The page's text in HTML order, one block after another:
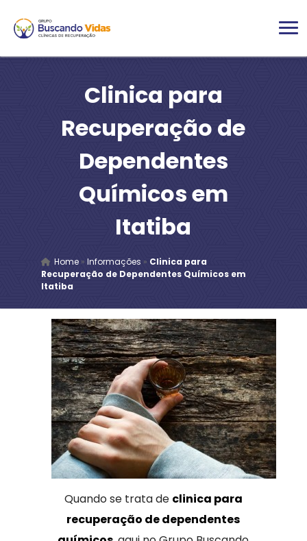
Clinica para
Recuperação de
Dependentes
Químicos em
Itatiba
Home» Informações » Clinica para
Recuperação de Dependentes Químicos em
Itatiba
Quando se trata de clinica para
recuperação de dependentes